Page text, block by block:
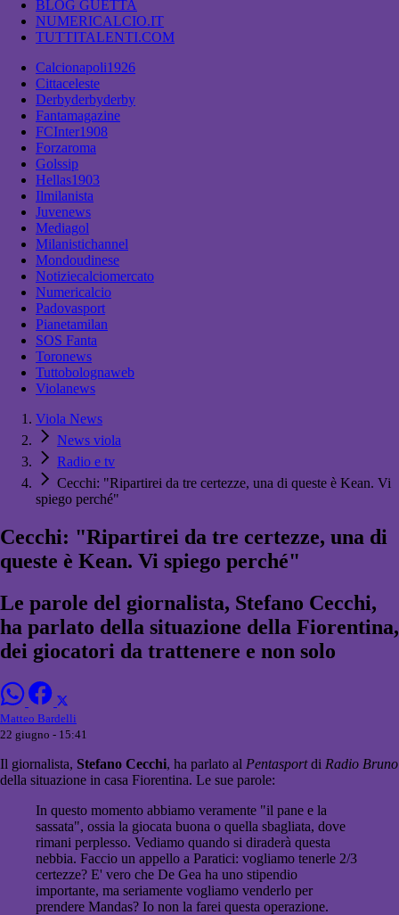
BLOG GUETTA
NUMERICALCIO.IT
TUTTITALENTI.COM
Calcionapoli1926
Cittaceleste
Derbyderbyderby
Fantamagazine
FCInter1908
Forzaroma
Golssip
Hellas1903
Ilmilanista
Juvenews
Mediagol
Milanistichannel
Mondoudinese
Notiziecalciomercato
Numericalcio
Padovasport
Pianetamilan
SOS Fanta
Toronews
Tuttobolognaweb
Violanews
Viola News
News viola
Radio e tv
Cecchi: "Ripartirei da tre certezze, una di queste è Kean. Vi
spiego perché"
Cecchi: "Ripartirei da tre certezze, una di
queste è Kean. Vi spiego perché"
Le parole del giornalista, Stefano Cecchi,
ha parlato della situazione della Fiorentina,
dei giocatori da trattenere e non solo
Matteo Bardelli
22 giugno - 15:41
Il giornalista, Stefano Cecchi, ha parlato al Pentasportdi Radio Bruno
della situazione in casa Fiorentina. Le sue parole:
In questo momento abbiamo veramente "il pane e la
sassata", ossia la giocata buona o quella sbagliata, dove
rimani perplesso. Vediamo quando si diraderà questa
nebbia. Faccio un appello a Paratici: vogliamo tenerle 2/3
certezze? E' vero che De Gea ha uno stipendio
importante, ma seriamente vogliamo venderlo per
prendere Mandas? Io non la farei questa operazione.